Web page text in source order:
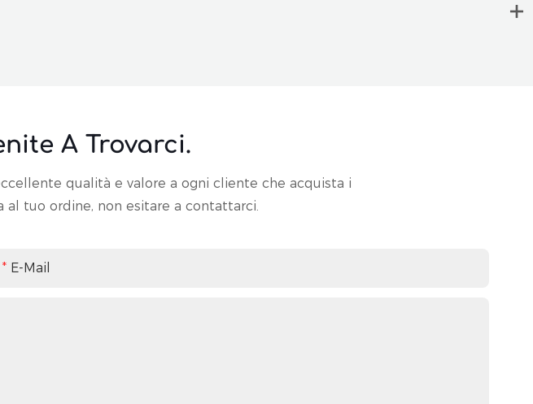
A Trovarci.
qualità e valore a ogni cliente che acquista i
tuo ordine, non esitare a contattarci.
E-Mail